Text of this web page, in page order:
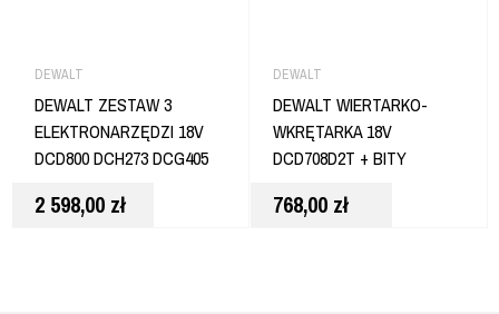
DEWALT
DEWALT ZESTAW 3
ELEKTRONARZĘDZI 18V
DCD800 DCH273 DCG405
2 598,00 zł
DEWALT
DEWALT WIERTARKO-
WKRĘTARKA 18V
DCD708D2T + BITY
768,00 zł